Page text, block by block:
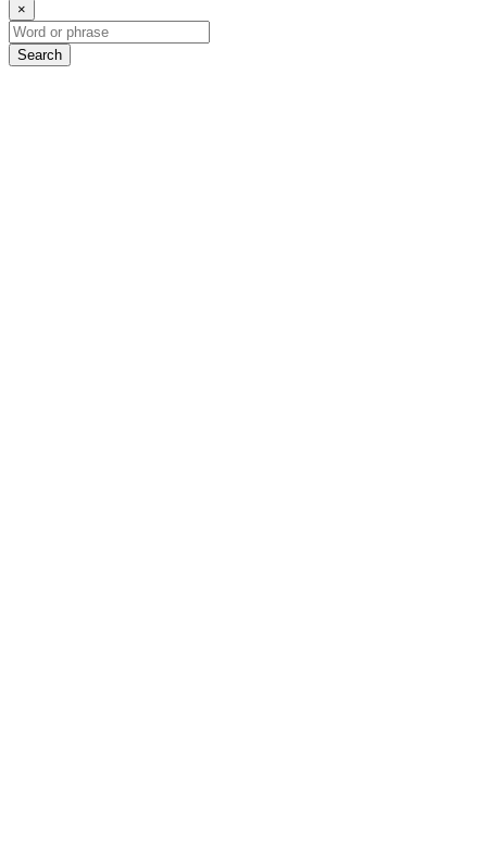
×
Search